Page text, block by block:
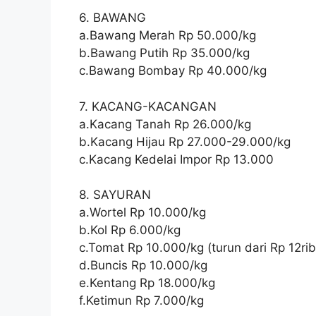
6. BAWANG
a.Bawang Merah Rp 50.000/kg
b.Bawang Putih Rp 35.000/kg
c.Bawang Bombay Rp 40.000/kg
7. KACANG-KACANGAN
a.Kacang Tanah Rp 26.000/kg
b.Kacang Hijau Rp 27.000-29.000/kg
c.Kacang Kedelai Impor Rp 13.000
8. SAYURAN
a.Wortel Rp 10.000/kg
b.Kol Rp 6.000/kg
c.Tomat Rp 10.000/kg (turun dari Rp
d.Buncis Rp 10.000/kg
e.Kentang Rp 18.000/kg
f.Ketimun Rp 7.000/kg